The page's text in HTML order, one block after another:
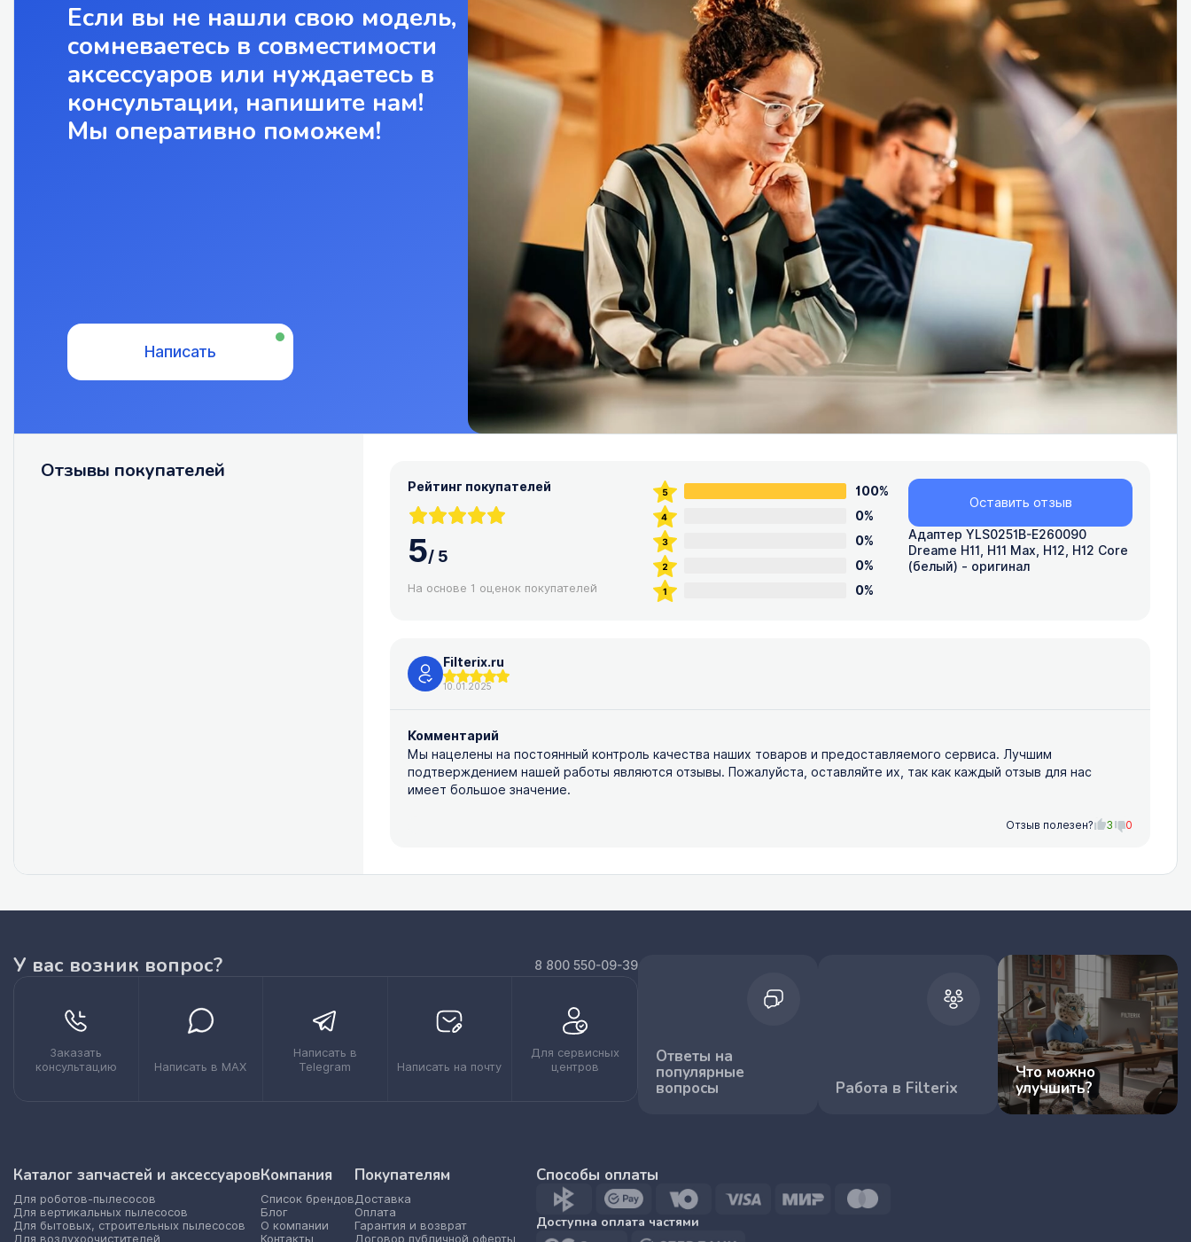
Если вы не нашли свою модель,
сомневаетесь в совместимости
аксессуаров или нуждаетесь в
консультации, напишите нам!
Мы оперативно поможем!
Написать
Отзывы покупателей
Рейтинг покупателей
5/5
На основе 1 оценок покупателей
100%
0%
0%
0%
0%
Адаптер YLS0251B-E260090
Dreame H11, H11 Max, H12, H12 Core
(белый) - оригинал
Оставить отзыв
Filterix.ru
10.01.2025
Комментарий
Мы нацелены на постоянный контроль качества наших товаров и предоставляемого сервиса. Лучшим
подтверждением нашей работы являются отзывы. Пожалуйста, оставляйте их, так как каждый отзыв для нас
имеет большое значение.
Отзыв полезен? 3 0
У вас возник вопрос? 8 800 550-09-39
Заказать
консультацию
Написать в MAX
Написать в
Telegram
Написать на почту
Для сервисных
центров
Ответы на
популярные
вопросы Работа в Filterix
Что можно
улучшить?
Каталог запчастей и аксессуаров
Для роботов-пылесосов
Для вертикальных пылесосов
Для бытовых, строительных пылесосов
Компания
Список брендов
Блог
О компании
Покупателям
Доставка
Оплата
Гарантия и возврат
Способы оплаты
Доступна оплата частями